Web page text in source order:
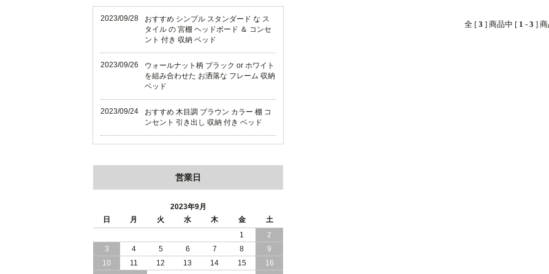
全 [ 3 ] 商品中 [ 1 - 3 ]
2023/09/28
おすすめ シンプル スタンダード な ス
タイル の 宮棚 ヘッドボード ＆ コンセ
ント 付き 収納 ベッド
2023/09/26
ウォールナット柄 ブラック or ホワイト
を組み合わせた お洒落な フレーム 収納
ベッド
2023/09/24
おすすめ 木目調 ブラウン カラー 棚 コ
ンセント 引き出し 収納 付き ベッド
2023/09/18
おすすめ 多機能 棚 ・ 照明 ・ コンセン
2023/09/10
高級感 溢れる ブラック フレーム 多機
能 ヘッドボード 付き 収納 ベッド
2023/09/08
おすすめ シンプル スタイリッシュ 棚
コンセント 引き出し 収納 付き ベッド
営業日
2023年9月
日
月 火 水 木 金
土
1
2
3
4 5 6 7 8
9
10
11 12 13 14 15
16